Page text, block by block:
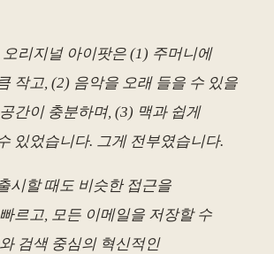
오리지널 아이팟은 (1) 주머니에
작고, (2) 음악을 오래 들을 수 있을
간이 충분하며, (3) 맥과 쉽게
있었습니다. 그게 전부였습니다.
시할 때도 비슷한 접근을
르고, 모든 이메일을 저장할 수
검색 중심의 혁신적인